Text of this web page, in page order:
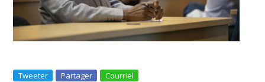
Tweeter Partager Courriel